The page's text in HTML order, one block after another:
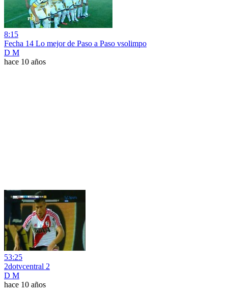
8:15
Fecha 14 Lo mejor de Paso a Paso vsolimpo
D M
hace 10 años
53:25
2dotvcentral 2
D M
hace 10 años